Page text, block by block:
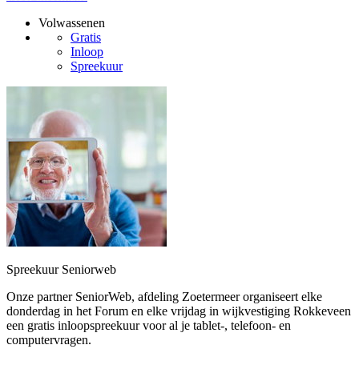
Volwassenen
Gratis
Inloop
Spreekuur
Spreekuur Seniorweb
Onze partner SeniorWeb, afdeling Zoetermeer organiseert elke
donderdag in het Forum en elke vrijdag in wijkvestiging Rokkeveen
een gratis inloopspreekuur voor al je tablet-, telefoon- en
computervragen.